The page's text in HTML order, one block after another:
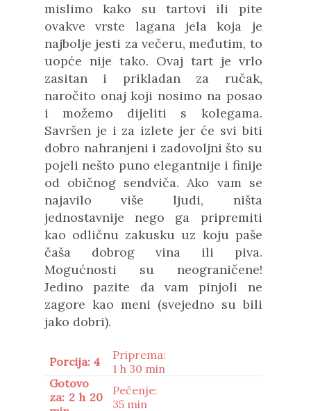
mislimo kako su tartovi ili pite
ovakve vrste lagana jela koja je
najbolje jesti za večeru, međutim, to
uopće nije tako. Ovaj tart je vrlo
zasitan i prikladan za ručak,
naročito onaj koji nosimo na posao
i možemo dijeliti s kolegama.
Savršen je i za izlete jer će svi biti
dobro nahranjeni i zadovoljni što su
pojeli nešto puno elegantnije i finije
od običnog sendviča. Ako vam se
najavilo više ljudi, ništa
jednostavnije nego ga pripremiti
kao odličnu zakusku uz koju paše
čaša dobrog vina ili piva.
Mogućnosti su neograničene!
Jedino pazite da vam pinjoli ne
zagore kao meni (svejedno su bili
jako dobri).
Porcija: 4
Priprema:
1 h 30 min
Gotovo
za: 2 h 20
Pečenje:
35 min